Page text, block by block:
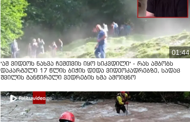
01:44
"ამ ვიდეოს ნახვა ჩემთვის იყო სიკვდილი" - რას ამბობს
დაკარგული 17 წლის ბიჭის დედა ვიდეოკადრებზე, სადაც
შვილის განწირული ვედრების ხმა ამოიცნო